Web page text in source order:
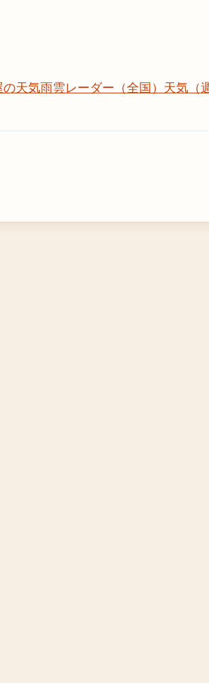
天気雨雲レーダー（全国） 天気（